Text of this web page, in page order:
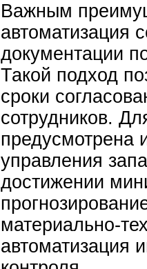
Важным
автоматизация
документации
Такой подход
сроки
сотрудников.
предусмотрена
управления
достижении
материально-
автоматизация